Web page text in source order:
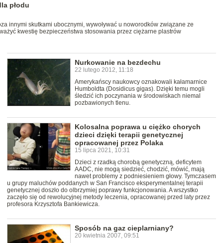
płodu
innymi skutkami ubocznymi, wywoływać u noworodków związane ze
kwestię bezpieczeństwa stosowania przez ciężarne plastrów
Nurkowanie na bezdechu
22 lutego 2012, 11:18
Amerykańscy naukowcy oznakowali kałamarnice
Humboldta (Dosidicus gigas). Dzięki temu mogli
śledzić ich poczynania w środowiskach niemal
pozbawionych tlenu.
Kolosalna poprawa u ciężko chorych
dzieci dzięki terapii genetycznej
opracowanej przez Polaka
15 lipca 2021, 10:31
Dzieci z rzadką chorobą genetyczną, deficytem
AADC, nie mogą siedzieć, chodzić, mówić, mają
nawet problemy z podniesieniem głowy. Tymczasem
u grupy maluchów poddanych w San Francisco eksperymentalnej terapii
genetycznej doszło do olbrzymiej poprawy funkcjonowania. A wszystko
zaczęło się od rewolucyjnej metody leczenia, opracowanej przed laty przez
profesora Krzysztofa Bankiewicza.
Sposób na gaz cieplarniany?
20 kwietnia 2007, 09:51